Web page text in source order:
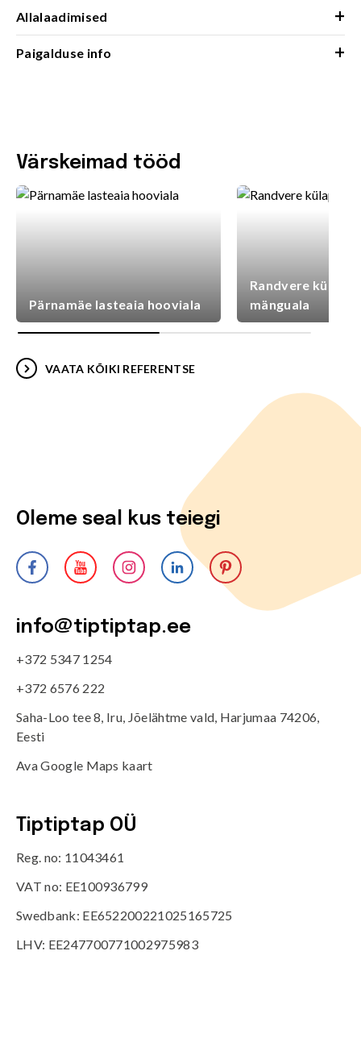
Allalaadimised +
Paigalduse info +
Värskeimad tööd
Pärnamäe lasteaia hooviala
Randvere
mänguala
VAATA KÕIKI REFERENTSE
Oleme seal kus teiegi
info@tiptiptap.ee
+372 5347 1254
+372 6576 222
Saha-Loo tee 8, Iru, Jõelähtme vald, Harjumaa 74206,
Eesti
Ava Google Maps kaart
Tiptiptap OÜ
Reg. no: 11043461
VAT no: EE100936799
Swedbank: EE652200221025165725
LHV: EE247700771002975983